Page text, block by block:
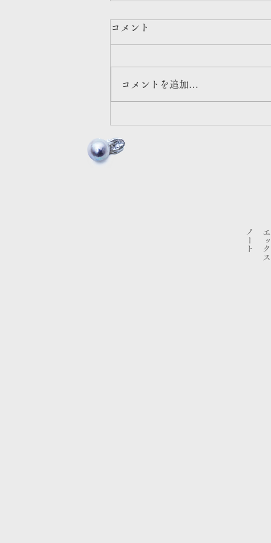
ポップアップ情報 / 東京
日時：2025年12月5日(金)～12月
8日(月) 時間：11:00〜19:00 場
参道駅 A2出口（徒歩3分）
コメント
コメントを追加…
エックス
​ノート